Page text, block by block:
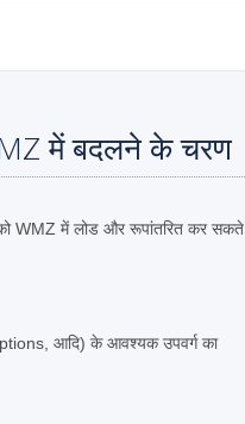
में बदलने के चरण
WMZ में लोड और रूपांतरित कर सकते
आदि) के आवश्यक उपवर्ग का